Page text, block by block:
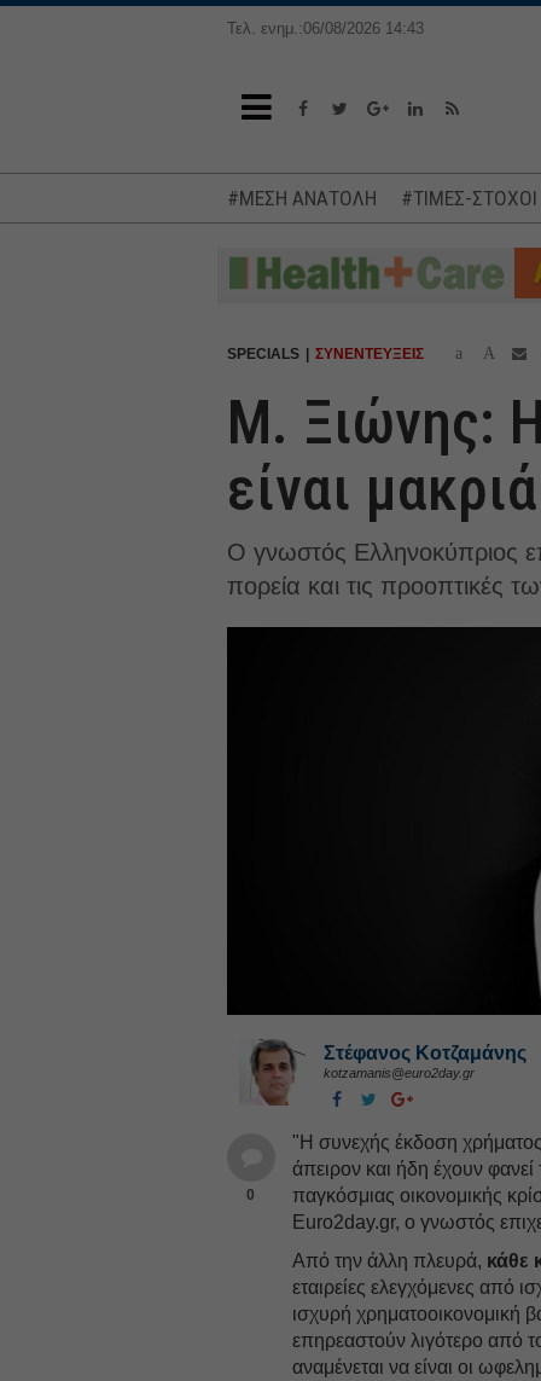
Τελ. ενημ.:06/08/2026 14:43
#ΜΕΣΗ ΑΝΑΤΟΛΗ #ΤΙΜΕΣ-
SPECIALS ΣΥΝΕΝΤΕΥΞΕΙΣ a A
Μ. Ξιώνης:
είναι μακριά
Ο γνωστός Ελληνοκύπριος
πορεία και τις προοπτικές
Στέφανος Kοτζαμάνης
kotzamanis@euro2day.gr
0
"Η συνεχής έκδοση χρήματος
άπειρον και ήδη έχουν φανεί
παγκόσμιας οικονομικής
Euro2day.gr, o γνωστός
Από την άλλη πλευρά, κάθε
εταιρείες ελεγχόμενες από
ισχυρή χρηματοοικονομική
επηρεαστούν λιγότερο από
αναμένεται να είναι οι